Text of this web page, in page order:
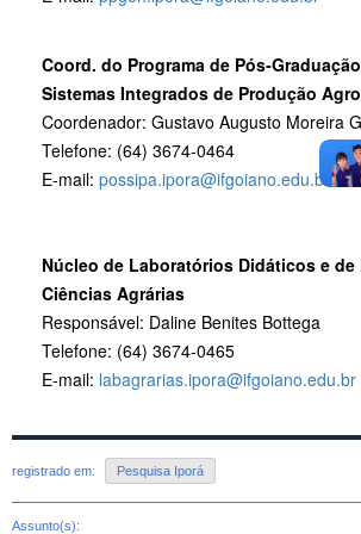
Coord. do Programa de Pós-
Sistemas Integrados de Produção
Coordenador: Gustavo Augusto Moreira
Telefone: (64) 3674-0464
E-mail: possipa.ipora@ifgoiano.edu.br
Núcleo de Laboratórios Didáticos e de
Ciências Agrárias
Responsável: Daline Benites Bottega
Telefone: (64) 3674-0465
E-mail: labagrarias.ipora@ifgoiano.edu.br
registrado em: Pesquisa Iporá
Assunto(s):